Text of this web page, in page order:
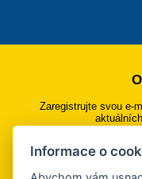
Zaregistrujte svou e-
Informace o